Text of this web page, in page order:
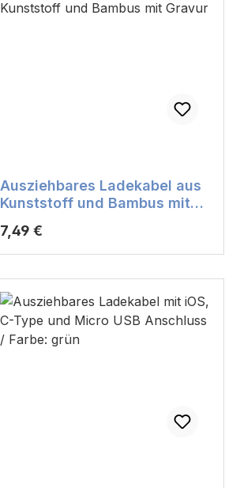
Ausziehbares Ladekabel aus
Kunststoff und Bambus mit
Regulärer Preis:
7,49 €